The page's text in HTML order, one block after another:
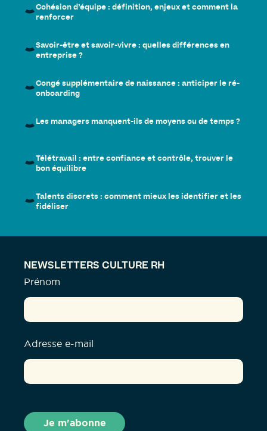
Cohésion d’équipe : définition, enjeux et comment la
renforcer
Savoir-être et savoir-vivre : quelles différences en
entreprise ?
Congé supplémentaire de naissance : anticiper le ré-
onboarding
Les managers manquent-ils de moyens ou de temps ?
Télétravail : entre confiance et contrôle, trouver le
bon équilibre
Talents discrets : comment mieux les identifier et les
fidéliser
NEWSLETTERS CULTURE RH
Prénom
Adresse e-mail